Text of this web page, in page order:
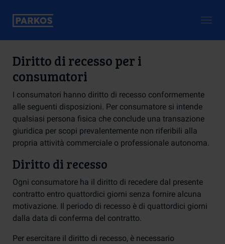
Diritto di recesso per i
consumatori
I consumatori hanno diritto di recesso conformemente
alle seguenti disposizioni. Per consumatore si intende
qualsiasi persona fisica che conclude una transazione
giuridica per scopi prevalentemente non riferibili alla
propria attività commerciale o professionale autonoma.
Diritto di recesso
Ogni consumatore ha il diritto di recedere dal presente
contratto entro quattordici giorni senza fornire alcuna
motivazione. Il periodo di recesso è di quattordici giorni
dalla data di conferma del contratto.
Per esercitare il diritto di recesso, è necessario